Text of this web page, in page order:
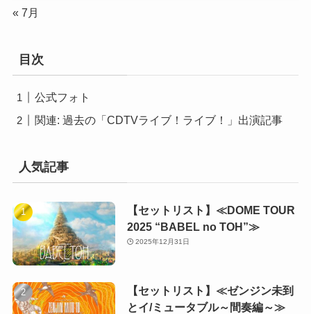
« 7月
目次
公式フォト
関連: 過去の「CDTVライブ！ライブ！」出演記事
人気記事
【セットリスト】≪DOME TOUR
2025 “BABEL no TOH”≫
2025年12月31日
【セットリスト】≪ゼンジン未到
とイ/ミュータブル～間奏編～≫